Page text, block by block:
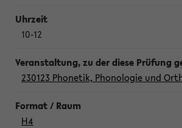
10-12
230123 Phonetik, Phonologie und
H4